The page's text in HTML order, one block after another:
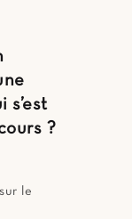
s’est
?
le